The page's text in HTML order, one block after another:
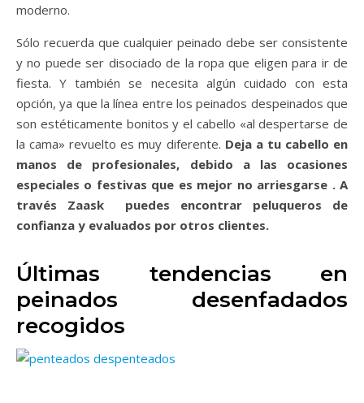
moderno.
Sólo recuerda que cualquier peinado debe ser consistente
y no puede ser disociado de la ropa que eligen para ir de
fiesta. Y también se necesita algún cuidado con esta
opción, ya que la línea entre los peinados despeinados que
son estéticamente bonitos y el cabello «al despertarse de
la cama» revuelto es muy diferente. Deja a tu cabello en
manos de profesionales, debido a las ocasiones
especiales o festivas que es mejor no arriesgarse . A
través Zaask puedes encontrar peluqueros de
confianza y evaluados por otros clientes.
Últimas tendencias en
peinados desenfadados
recogidos